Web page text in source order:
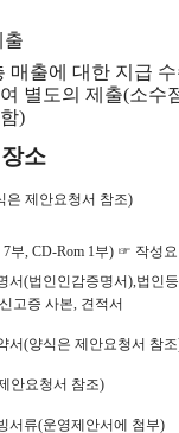
출
매출에 대한 지급
별도의 제출(소수
)
소
은 제안요청서 참조)
부, CD-Rom 1부) ☞ 작성
서(법인인감증명서),법인
고증 사본, 견적서
서(양식은 제안요청서 참
안요청서 참조)
서류(운영제안서에 첨부)